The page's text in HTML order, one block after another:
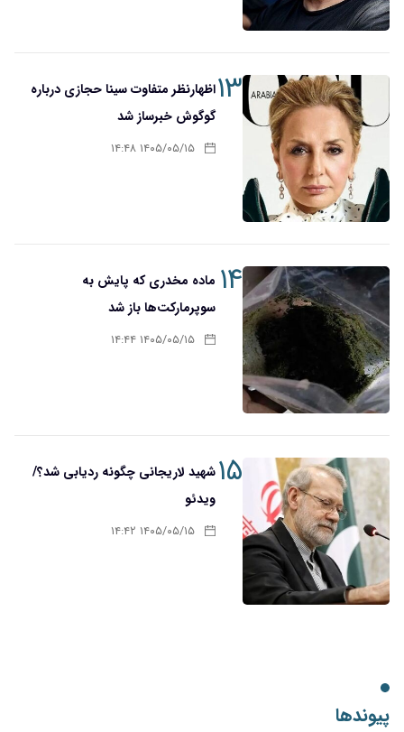
۱۳اظهارنظر متفاوت سینا حجازی درباره
گوگوش خبرساز شد
۱۴۰۵/۰۵/۱۵ ۱۴:۴۸
۱۴ ماده مخدری که پایش به
سوپرمارکت‌ها باز شد
۱۴۰۵/۰۵/۱۵ ۱۴:۴۴
۱۵شهید لاریجانی چگونه ردیابی شد؟/
ویدئو
۱۴۰۵/۰۵/۱۵ ۱۴:۴۲
پیوندها